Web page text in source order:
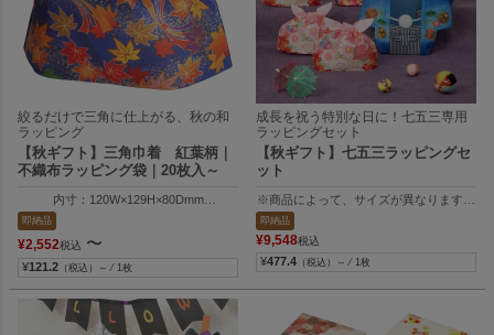
絞るだけで三角に仕上がる、秋の和
ラッピング
【秋ギフト】三角巾着 紅葉柄｜
不織布ラッピング袋｜20枚入～
内寸：120W×129H×80Dmm
外寸：120W×147H×80Dmm
即納品
¥2,552税込 〜
¥121.2 （税込）～ ⁄ 1枚
成長を祝う特別な日に！七五三専用
ラッピングセット
【秋ギフト】七五三ラッピングセ
ット
※商品によって、サイズが異なります。
１）内寸：118W×176H×70Dmm、外寸：
２）内寸：118W×176H×70Dmm、外寸：
３）内寸：120W×115H×80Dmm、外寸：
即納品
¥9,548税込
¥477.4 （税込）～ ⁄ 1枚